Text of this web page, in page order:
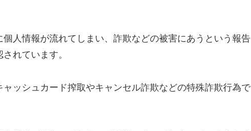
人情報が流れてしまい、詐欺などの被害にあうという報告
れています。
ッシュカード搾取やキャンセル詐欺などの特殊詐欺行為で